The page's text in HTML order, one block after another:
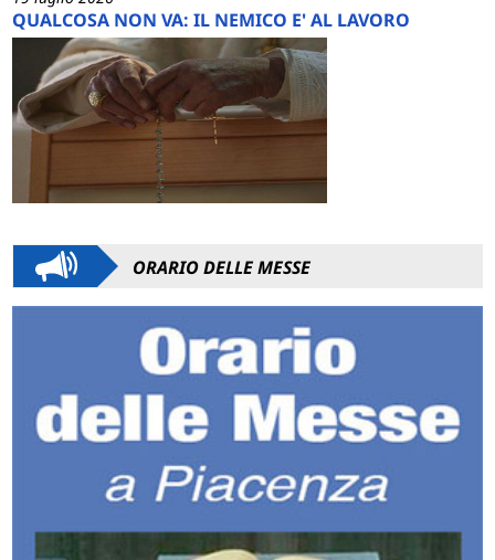
QUALCOSA NON VA: IL NEMICO E' AL LAVORO
ORARIO DELLE MESSE